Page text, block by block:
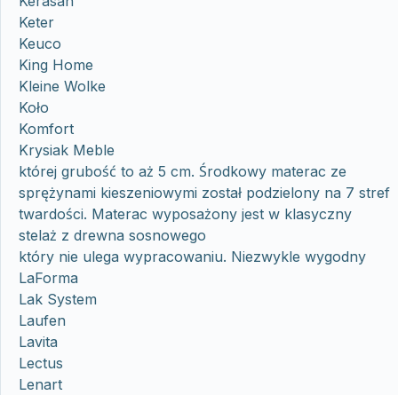
Keter
Keuco
King Home
Kleine Wolke
Koło
Komfort
Krysiak Meble
której grubość to aż 5 cm. Środkowy materac ze
sprężynami kieszeniowymi został podzielony na 7 stref
twardości. Materac wyposażony jest w klasyczny
stelaż z drewna sosnowego
który nie ulega wypracowaniu. Niezwykle wygodny
LaForma
Lak System
Laufen
Lavita
Lectus
Lenart